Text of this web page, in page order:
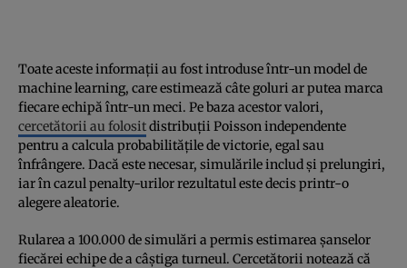
Toate aceste informații au fost introduse într-un model de
machine learning, care estimează câte goluri ar putea marca
fiecare echipă într-un meci. Pe baza acestor valori,
cercetătorii au folositdistribuții Poisson independente
pentru a calcula probabilitățile de victorie, egal sau
înfrângere. Dacă este necesar, simulările includ și prelungiri,
iar în cazul penalty-urilor rezultatul este decis printr-o
alegere aleatorie.
Rularea a 100.000 de simulări a permis estimarea șanselor
fiecărei echipe de a câștiga turneul. Cercetătorii notează că